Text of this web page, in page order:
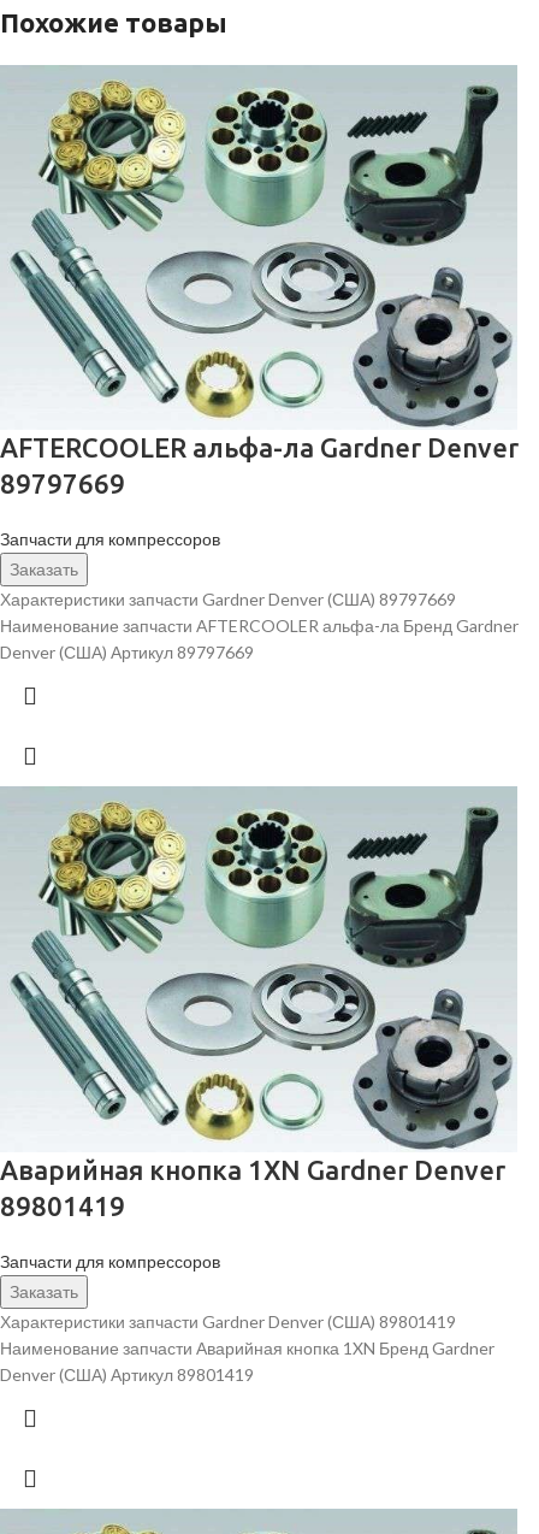
Похожие товары
AFTERCOOLER альфа-ла Gardner Denver
89797669
Запчасти для компрессоров
Заказать
Характеристики запчасти Gardner Denver (США) 89797669
Наименование запчасти AFTERCOOLER альфа-ла Бренд Gardner
Denver (США) Артикул 89797669
Аварийная кнопка 1XN Gardner Denver
89801419
Запчасти для компрессоров
Заказать
Характеристики запчасти Gardner Denver (США) 89801419
Наименование запчасти Аварийная кнопка 1XN Бренд Gardner
Denver (США) Артикул 89801419